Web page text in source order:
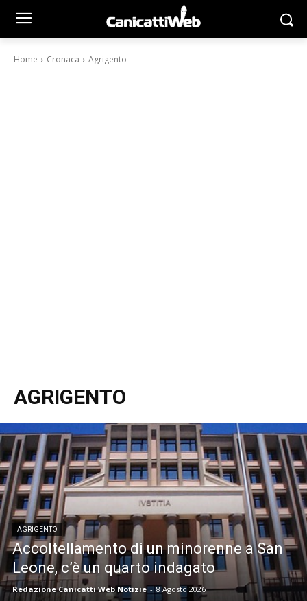
Home Cronaca Agrigento
AGRIGENTO
AGRIGENTO
Accoltellamento di un minorenne a San
Leone, c’è un quarto indagato
Redazione Canicatti Web Notizie - 8 Agosto 2026